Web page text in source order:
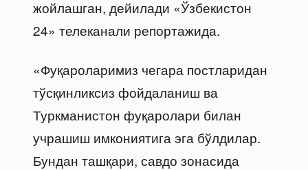
жойлашган, дейилади «Ўзбекистон
24» телеканали репортажида.
«Фуқароларимиз чегара постларидан
тўсқинликсиз фойдаланиш ва
Туркманистон фуқаролари билан
учрашиш имкониятига эга бўлдилар.
Бундан ташқари, савдо зонасида